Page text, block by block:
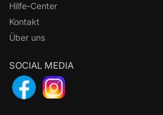
Hilfe-Center
Kontakt
Über uns
SOCIAL MEDIA